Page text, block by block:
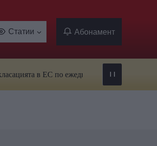
Статии Абонамент
в ЕС по ежедневна употреба на тютюн